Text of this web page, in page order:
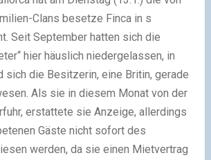
Clans besetze Finca in s
Seit September hatten sich die
hier häuslich niedergelassen, in
sich die Besitzerin, eine Britin, gerade
Als sie in diesem Monat von der
erstattete sie Anzeige, allerdings
Gäste nicht sofort des
werden, da sie einen Mietvertrag